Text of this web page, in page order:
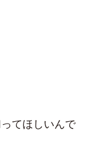
てほしいんで